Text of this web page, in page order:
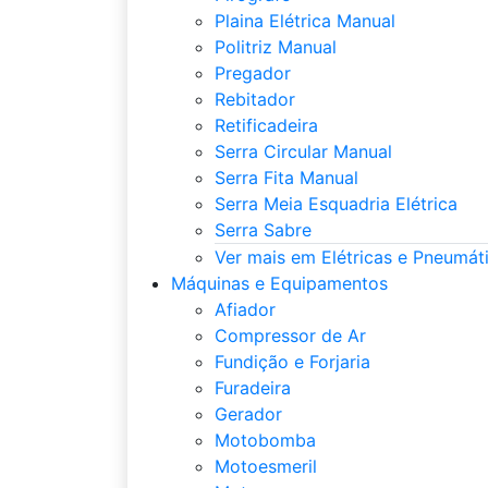
Plaina Elétrica Manual
Politriz Manual
Pregador
Rebitador
Retificadeira
Serra Circular Manual
Serra Fita Manual
Serra Meia Esquadria Elétrica
Serra Sabre
Ver mais em Elétricas e
Máquinas e Equipamentos
Afiador
Compressor de Ar
Fundição e Forjaria
Furadeira
Gerador
Motobomba
Motoesmeril